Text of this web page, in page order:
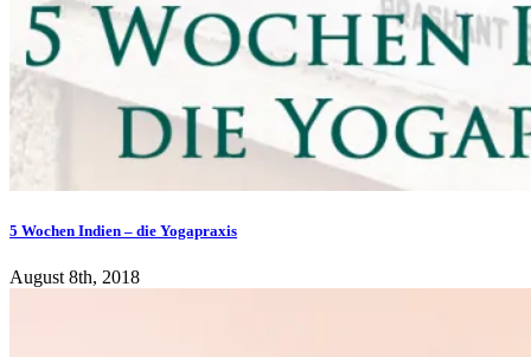
5 Wochen Indien – die Yogapraxis
August 8th, 2018